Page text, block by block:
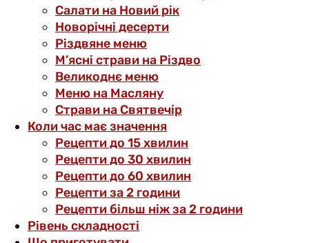
Салати на Новий рік
Новорічні десерти
Різдвяне меню
М’ясні страви на Різдво
Великоднє меню
Меню на Масляну
Страви на Святвечір
Коли час має значення
Рецепти до 15 хвилин
Рецепти до 30 хвилин
Рецепти до 60 хвилин
Рецепти за 2 години
Рецепти більш ніж за 2 години
Рівень складності